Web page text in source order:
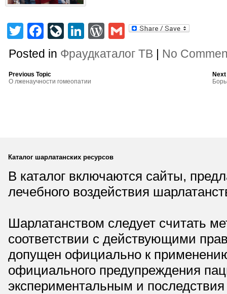
TwitterFacebook
LiveJournal
LinkedIn
WordPress
Gmail
Posted in Фраудкаталог ТВ | No
Previous Topic
О лженаучности гомеопатии
Каталог шарлатанских ресурсов
В каталог включаются сайты,
лечебного воздействия
Шарлатанством следует считать
соответствии с действующими
допущен официально к
официального предупреждения
экспериментальным и